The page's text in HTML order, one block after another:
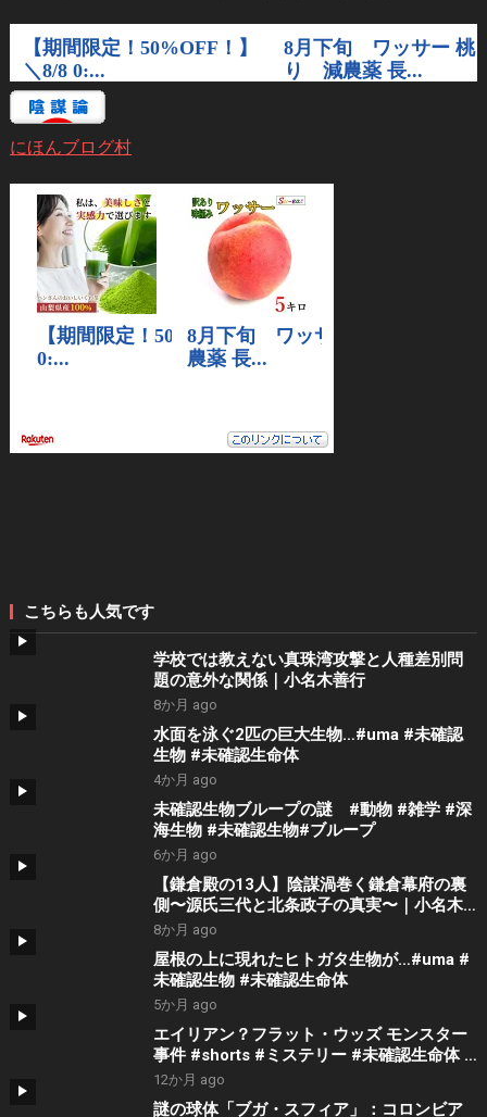
にほんブログ村
こちらも人気です
学校では教えない真珠湾攻撃と人種差別問
題の意外な関係｜小名木善行
8か月 ago
水面を泳ぐ2匹の巨大生物…#uma #未確認
生物 #未確認生命体
4か月 ago
未確認生物ブループの謎 #動物 #雑学 #深
海生物 #未確認生物#ブループ
6か月 ago
【鎌倉殿の13人】陰謀渦巻く鎌倉幕府の裏
側〜源氏三代と北条政子の真実〜｜小名木
善行
8か月 ago
屋根の上に現れたヒトガタ生物が…#uma #
未確認生物 #未確認生命体
5か月 ago
エイリアン？フラット・ウッズ モンスター
事件 #shorts #ミステリー #未確認生命体 #
都市伝説
12か月 ago
謎の球体「ブガ・スフィア」：コロンビア